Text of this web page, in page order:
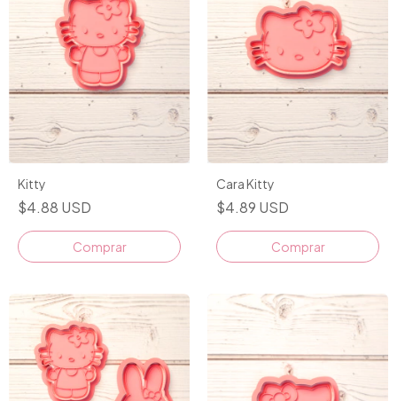
Kitty
$4.88 USD
Comprar
Cara Kitty
$4.89 USD
Comprar